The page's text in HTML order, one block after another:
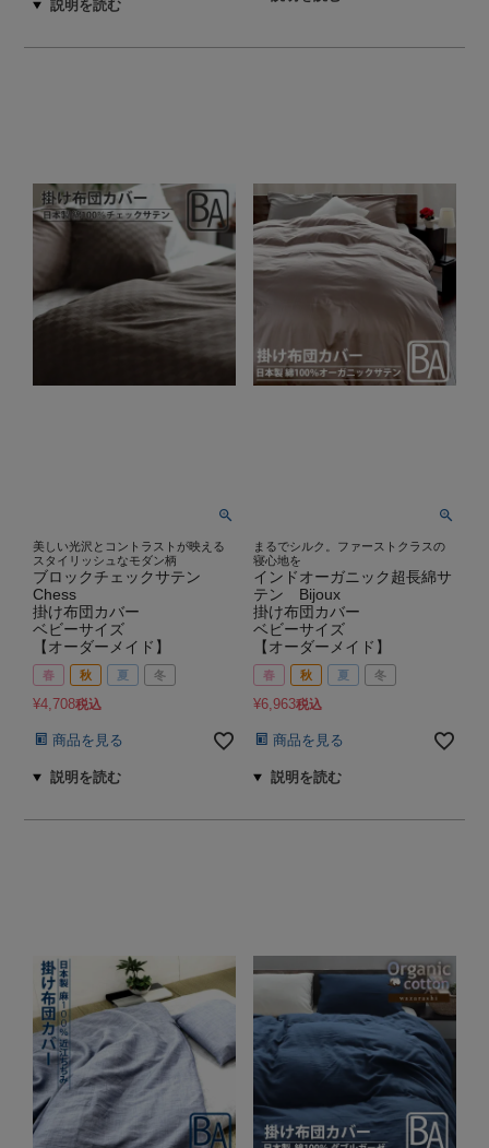
美しい光沢とコントラストが映える
スタイリッシュなモダン柄
ブロックチェックサテン
Chess
掛け布団カバー
ベビーサイズ
【オーダーメイド】
春 秋 夏 冬
¥4,708税込
商品を見る
まるでシルク。ファーストクラスの
寝心地を
インドオーガニック超長綿サ
テン Bijoux
掛け布団カバー
ベビーサイズ
【オーダーメイド】
春 秋 夏 冬
¥6,963税込
商品を見る